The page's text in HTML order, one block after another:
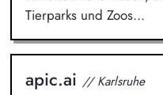
Tierparks und Zoos...
apic.ai // Karlsruhe